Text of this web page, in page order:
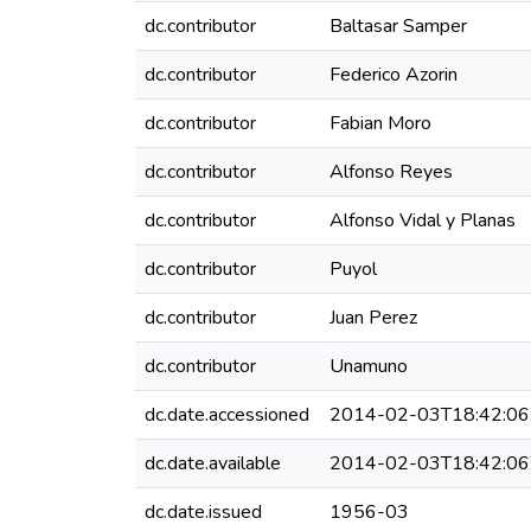
dc.contributor
Baltasar Samper
dc.contributor
Federico Azorin
dc.contributor
Fabian Moro
dc.contributor
Alfonso Reyes
dc.contributor
Alfonso Vidal y Planas
dc.contributor
Puyol
dc.contributor
Juan Perez
dc.contributor
Unamuno
dc.date.accessioned
2014-02-
dc.date.available
2014-02-
dc.date.issued
1956-03